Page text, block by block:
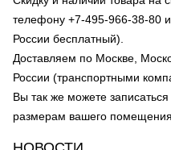
телефону +7-495-966-38-80
России бесплатный).
Доставляем по Москве,
России (транспортными
Вы так же можете
размерам вашего помещения